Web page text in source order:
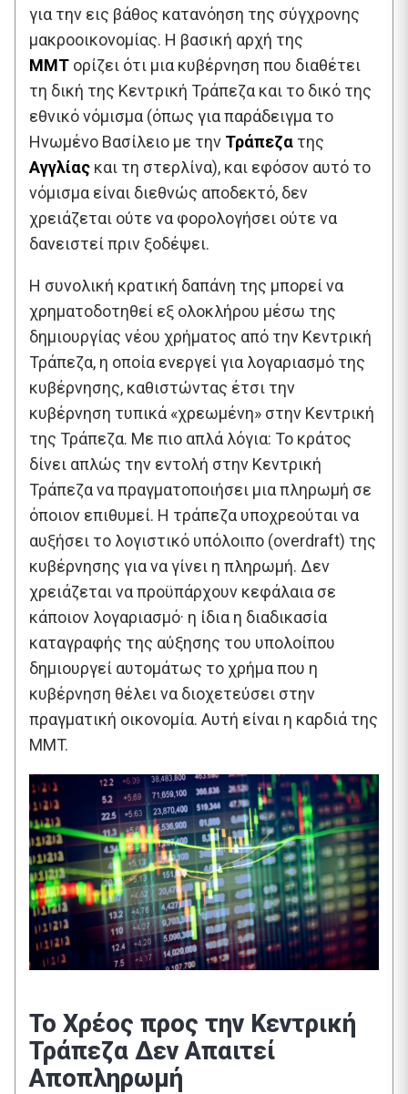
για την εις βάθος κατανόηση της σύγχρονης
μακροοικονομίας. Η βασική αρχή της
MMT ορίζει ότι μια κυβέρνηση που διαθέτει
τη δική της Κεντρική Τράπεζα και το δικό της
εθνικό νόμισμα (όπως για παράδειγμα το
Ηνωμένο Βασίλειο με την Τράπεζα της
Αγγλίας και τη στερλίνα), και εφόσον αυτό το
νόμισμα είναι διεθνώς αποδεκτό, δεν
χρειάζεται ούτε να φορολογήσει ούτε να
δανειστεί πριν ξοδέψει.
Η συνολική κρατική δαπάνη της μπορεί να
χρηματοδοτηθεί εξ ολοκλήρου μέσω της
δημιουργίας νέου χρήματος από την Κεντρική
Τράπεζα, η οποία ενεργεί για λογαριασμό της
κυβέρνησης, καθιστώντας έτσι την
κυβέρνηση τυπικά «χρεωμένη» στην Κεντρική
της Τράπεζα. Με πιο απλά λόγια: Το κράτος
δίνει απλώς την εντολή στην Κεντρική
Τράπεζα να πραγματοποιήσει μια πληρωμή σε
όποιον επιθυμεί. Η τράπεζα υποχρεούται να
αυξήσει το λογιστικό υπόλοιπο (overdraft) της
κυβέρνησης για να γίνει η πληρωμή. Δεν
χρειάζεται να προϋπάρχουν κεφάλαια σε
κάποιον λογαριασμό· η ίδια η διαδικασία
καταγραφής της αύξησης του υπολοίπου
δημιουργεί αυτομάτως το χρήμα που η
κυβέρνηση θέλει να διοχετεύσει στην
πραγματική οικονομία. Αυτή είναι η καρδιά της
MMT.
Το Χρέος προς την Κεντρική
Τράπεζα Δεν Απαιτεί
Αποπληρωμή